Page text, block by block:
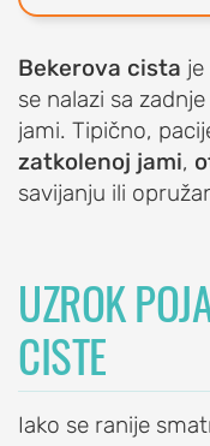
udruženju
Education
AKTIVNOSTI
Novosti
i
o
nama
RAME
POVREDE
Bekerova cista
se nalazi sa
jami. Tipično,
zatkolenoj jami,
savijanju ili
UZROK
CISTE
Iako se ranije